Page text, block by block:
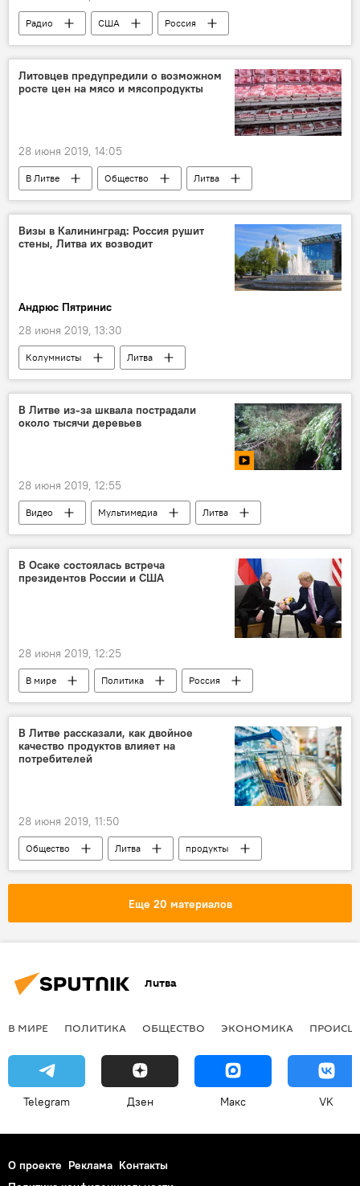
Радио США
Россия
"Северный поток – 2"
Строительство газопровода "Северный поток - 2"
Энергетика. LIVE
Литовцев предупредили о возможном
росте цен на мясо и мясопродукты
28 июня 2019, 14:05
В Литве Общество
Литва
мясо
цены на продовольствие
Визы в Калининград: Россия рушит
стены, Литва их возводит
Андрюс Пятринис
28 июня 2019, 13:30
Колумнисты
Литва
Калиниградская область
виза
Электронные визы в Калининградскую область
В Литве из-за шквала пострадали
около тысячи деревьев
28 июня 2019, 12:55
Видео Мультимедиа
Литва
шквал
погода
В Осаке состоялась встреча
президентов России и США
28 июня 2019, 12:25
В мире Политика
Россия
США
Владимир Путин
Дональд Трамп
В Литве рассказали, как двойное
качество продуктов влияет на
потребителей
28 июня 2019, 11:50
Общество Литва продукты
Еще 20 материалов
Литва
В МИРЕ ПОЛИТИКА ОБЩЕСТВО ЭКОНОМИКА
Telegram Дзен Макс VK
О проекте Реклама Контакты